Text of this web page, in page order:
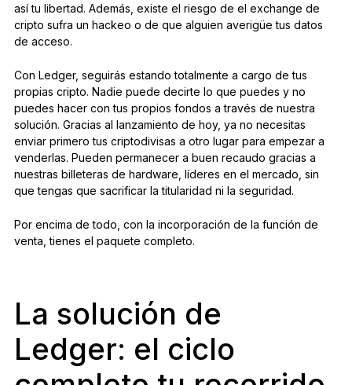
así tu libertad. Además, existe el riesgo de el exchange de
cripto sufra un hackeo o de que alguien averigüe tus datos
de acceso.
Con Ledger, seguirás estando totalmente a cargo de tus
propias cripto. Nadie puede decirte lo que puedes y no
puedes hacer con tus propios fondos a través de nuestra
solución. Gracias al lanzamiento de hoy, ya no necesitas
enviar primero tus criptodivisas a otro lugar para empezar a
venderlas. Pueden permanecer a buen recaudo gracias a
nuestras billeteras de hardware, líderes en el mercado, sin
que tengas que sacrificar la titularidad ni la seguridad.
Por encima de todo, con la incorporación de la función de
venta, tienes el paquete completo.
La solución de
Ledger: el ciclo